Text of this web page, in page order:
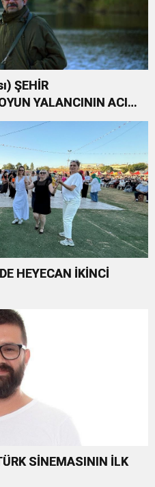
ŞEHİR
YALANCININ ACI
HEYECAN İKİNCİ
SİNEMASININ İLK